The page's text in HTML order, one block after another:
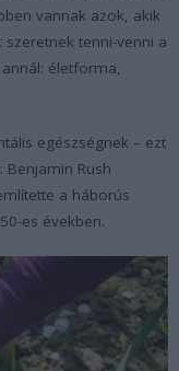
vannak azok, akik
tenni-venni a
életforma,
egészségnek – ezt
Rush
a háborús
es években.